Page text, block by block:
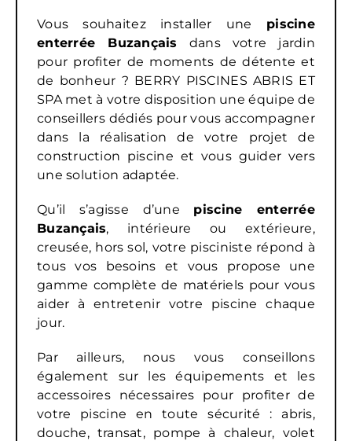
Vous souhaitez installer une piscine
enterrée Buzançais dans votre jardin
pour profiter de moments de détente et
de bonheur ? BERRY PISCINES ABRIS ET
SPA met à votre disposition une équipe de
conseillers dédiés pour vous accompagner
dans la réalisation de votre projet de
construction piscine et vous guider vers
une solution adaptée.
Qu’il s’agisse d’une piscine enterrée
Buzançais, intérieure ou extérieure,
creusée, hors sol, votre pisciniste répond à
tous vos besoins et vous propose une
gamme complète de matériels pour vous
aider à entretenir votre piscine chaque
jour.
Par ailleurs, nous vous conseillons
également sur les équipements et les
accessoires nécessaires pour profiter de
votre piscine en toute sécurité : abris,
douche, transat, pompe à chaleur, volet